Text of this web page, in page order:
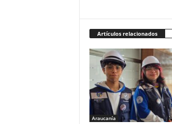
Artículos relacionados
Araucanía